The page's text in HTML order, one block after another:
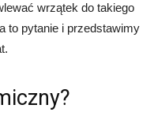
wrzątek do takiego
to pytanie i przedstawimy